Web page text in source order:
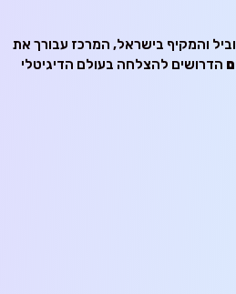
והמקיף בישראל, המרכז עבורך את
הדרושים להצלחה בעולם הדיגיטלי